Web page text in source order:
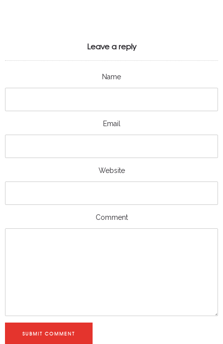
Leave a reply
Name
Email
Website
Comment
SUBMIT COMMENT